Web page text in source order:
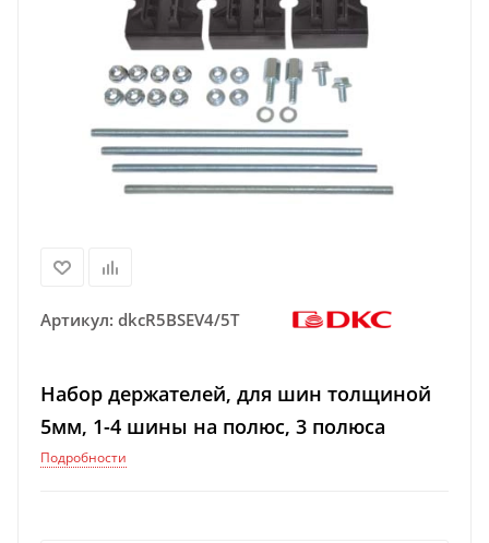
Артикул: dkcR5BSEV4/5T
Набор держателей, для шин толщиной
5мм, 1-4 шины на полюс, 3 полюса
Подробности